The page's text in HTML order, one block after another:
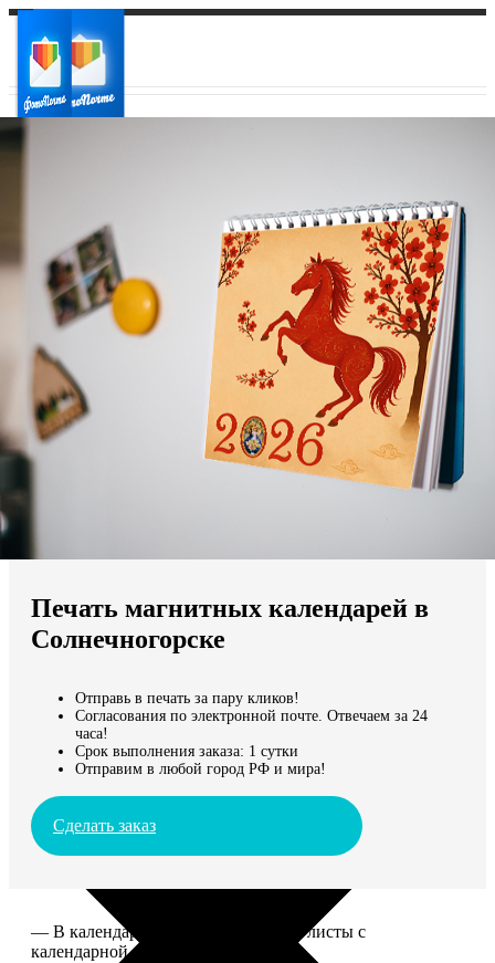
Ваш регион доставки
Выберите из списка:
Мы доставляем по всему миру
Продолжить без города
Печать магнитных календарей в
Солнечногорске
Отправь в печать за пару кликов!
Согласования по электронной почте. Отвечаем за 24
часа!
Срок выполнения заказа: 1 сутки
Отправим в любой город РФ и мира!
Сделать заказ
— В календаре 13 листов: обложка+листы с
календарной сеткой.